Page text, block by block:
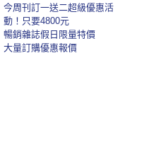
今周刊訂一送二超級優惠活
動！只要4800元
暢銷雜誌假日限量特價
大量訂購優惠報價